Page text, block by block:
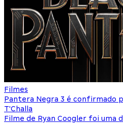
Filmes
Pantera Negra 3 é confirmado
T'Challa
Filme de Ryan Coogler foi uma